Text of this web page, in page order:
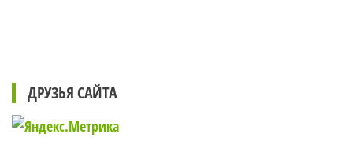
ДРУЗЬЯ САЙТА